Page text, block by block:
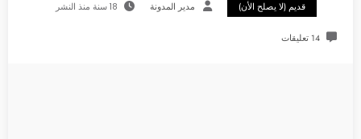
قديم (لا يصلح الأن) مدير المدونة 18 سنة منذ النشر
14 تعليقات